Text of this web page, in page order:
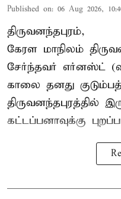
Published on: 06 Aug 2026,
திருவனந்தபுரம்,
கேரள மாநிலம்
சேர்ந்தவர் எர்னஸ்ட்
காலை தனது
திருவனந்தபுரத்தில்
கட்டப்பனாவுக்கு